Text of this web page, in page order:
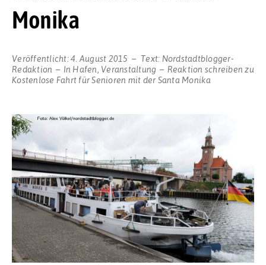
Monika
Veröffentlicht:4. August 2015 Text: Nordstadtblogger-
Redaktion
In Hafen, Veranstaltung Reaktion schreiben zu
Kostenlose Fahrt für Senioren mit der Santa Monika